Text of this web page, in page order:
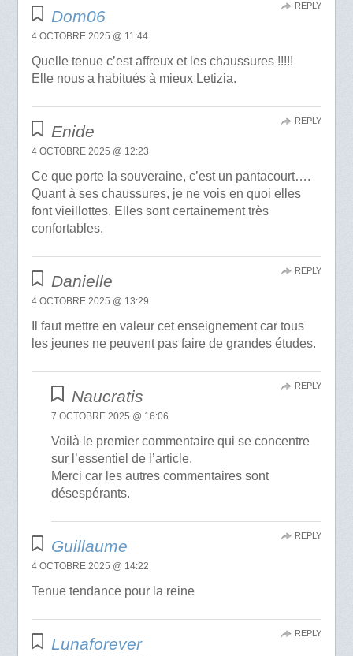
Dom06
4 OCTOBRE 2025 @ 11:44
Quelle tenue c’est affreux et les chaussures !!!!!
Elle nous a habitués à mieux Letizia.
REPLY
Enide
4 OCTOBRE 2025 @ 12:23
Ce que porte la souveraine, c’est un pantacourt….
Quant à ses chaussures, je ne vois en quoi elles
font vieillottes. Elles sont certainement très
confortables.
REPLY
Danielle
4 OCTOBRE 2025 @ 13:29
Il faut mettre en valeur cet enseignement car tous
les jeunes ne peuvent pas faire de grandes études.
REPLY
Naucratis
7 OCTOBRE 2025 @ 16:06
Voilà le premier commentaire qui se concentre
sur l’essentiel de l’article.
Merci car les autres commentaires sont
désespérants.
REPLY
Guillaume
4 OCTOBRE 2025 @ 14:22
Tenue tendance pour la reine
REPLY
Lunaforever
REPLY